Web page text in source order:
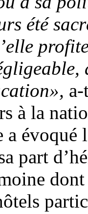
été
à la
a évoqué
part